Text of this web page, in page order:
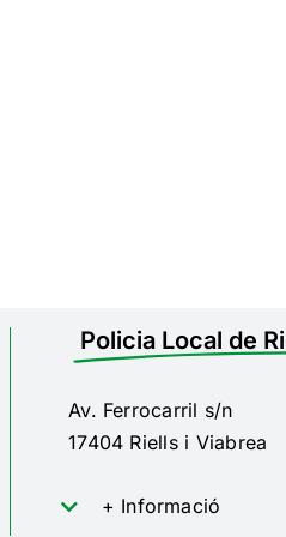
Policia Local de
Av. Ferrocarril s/n
17404 Riells i Viabrea
+ Informació